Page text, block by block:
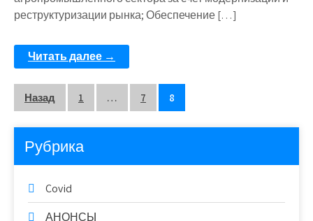
реструктуризации рынка; Обеспечение […]
Читать далее →
Назад 1 … 7 8
Рубрика
Covid
АНОНСЫ